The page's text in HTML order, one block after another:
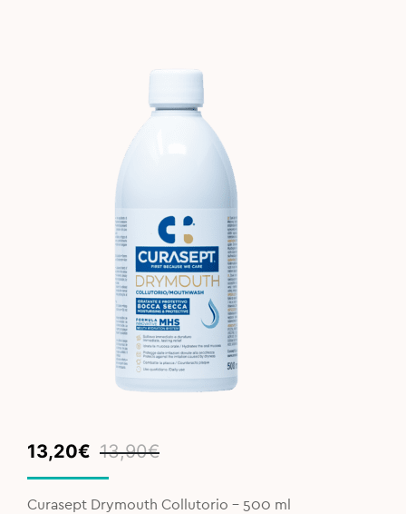
13,90€
Original
price
was:
13,20€
Current
price
is:
Curasept Drymouth Collutorio – 500 ml